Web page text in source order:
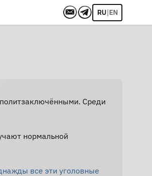
RU|EN
политзаключёнными. Среди
нормальной
все эти уголовные